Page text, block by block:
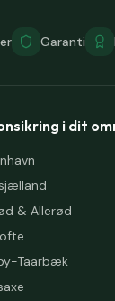
Garanti
i dit
& Allerød
Taarbæk